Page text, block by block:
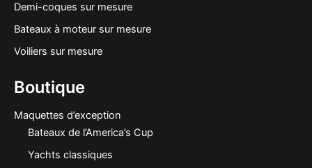
Demi-coques sur mesure
Bateaux à moteur sur mesure
Voiliers sur mesure
Boutique
Maquettes d’exception
Bateaux de l’America’s Cup
Yachts classiques